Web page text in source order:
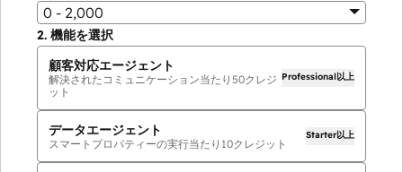
0 - 2,000
2. 機能を選択
顧客対応エージェント
解決されたコミュニケーション当たり 50クレジ
ット
Professional以上
データエージェント
スマートプロパティーの実行当たり 10クレジット
Starter以上